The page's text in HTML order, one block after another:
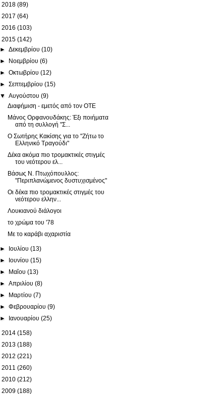
2018 (89)
2017 (64)
2016 (103)
2015 (142)
►Δεκεμβρίου(10)
► Νοεμβρίου(6)
►Οκτωβρίου(12)
►Σεπτεμβρίου(15)
▼Αυγούστου(9)
Διαφήμιση - εμετός από τον ΟΤΕ
Μάνος Ορφανουδάκης: Έξι ποιήματα
από τη συλλογή "Σ...
Ο Σωτήρης Κακίσης για το "Ζήτω το
Ελληνικό Τραγούδι"
Δέκα ακόμα πιο τρομακτικές στιγμές
του νεότερου ελ...
Βάσως Ν. Πτωχόπουλλος:
"Περιπλανώμενος δυστυχισμένος"
Οι δέκα πιο τρομακτικές στιγμές του
νεότερου ελλην...
Λουκιανού διάλογοι
το χρώμα του '78
Με το καράβι αχαριστία
► Ιουλίου(13)
► Ιουνίου(15)
► Μαΐου(13)
►Απριλίου(8)
► Μαρτίου(7)
►Φεβρουαρίου(9)
► Ιανουαρίου(25)
2014 (158)
2013 (188)
2012 (221)
2011 (260)
2010 (212)
2009 (188)